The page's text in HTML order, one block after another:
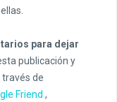
para dejar
publicación y
través de
Friend ,